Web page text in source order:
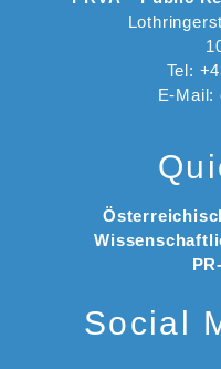
Tel:
E-Mail:
Social